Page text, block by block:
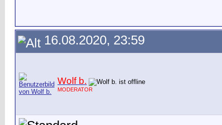
16.08.2020, 23:59
Wolf b.
MODERATOR